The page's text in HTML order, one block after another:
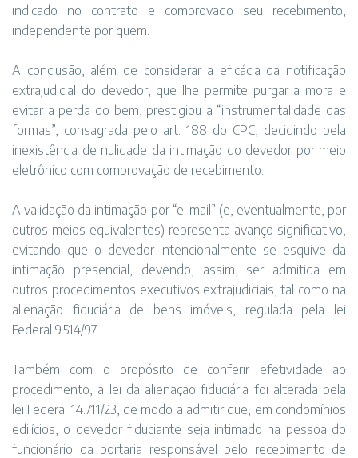
indicado no contrato e comprovado seu recebimento,
independente por quem.
A conclusão, além de considerar a eficácia da notificação
extrajudicial do devedor, que lhe permite purgar a mora e
evitar a perda do bem, prestigiou a “instrumentalidade das
formas”, consagrada pelo art. 188 do CPC, decidindo pela
inexistência de nulidade da intimação do devedor por meio
eletrônico com comprovação de recebimento.
A validação da intimação por “e-mail” (e, eventualmente, por
outros meios equivalentes) representa avanço significativo,
evitando que o devedor intencionalmente se esquive da
intimação presencial, devendo, assim, ser admitida em
outros procedimentos executivos extrajudiciais, tal como na
alienação fiduciária de bens imóveis, regulada pela lei
Federal 9.514/97.
Também com o propósito de conferir efetividade ao
procedimento, a lei da alienação fiduciária foi alterada pela
lei Federal 14.711/23, de modo a admitir que, em condomínios
edilícios, o devedor fiduciante seja intimado na pessoa do
funcionário da portaria responsável pelo recebimento de